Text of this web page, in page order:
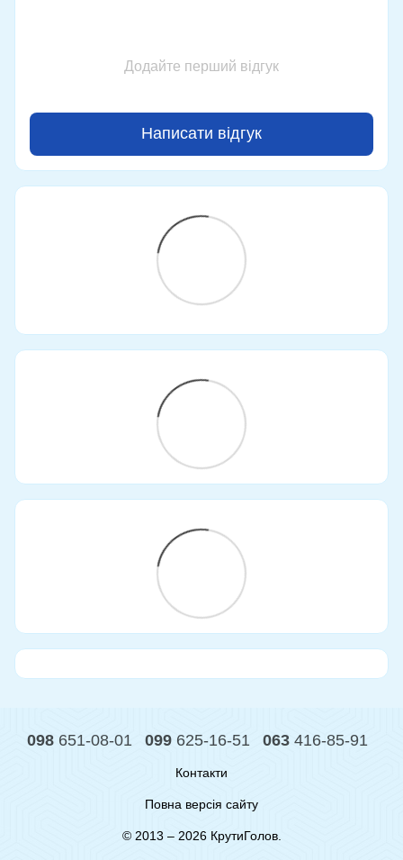
Додайте перший відгук
Написати відгук
098 651-08-01 099 625-16-51 063 416-85-91
Контакти
Повна версія сайту
© 2013 – 2026 КрутиГолов.